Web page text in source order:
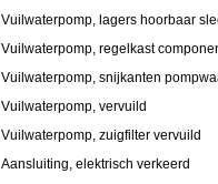
Vuilwaterpomp, lagers hoorbaar
Vuilwaterpomp, regelkast
Vuilwaterpomp, snijkanten
Vuilwaterpomp, vervuild
Vuilwaterpomp, zuigfilter vervuild
Aansluiting, elektrisch verkeerd